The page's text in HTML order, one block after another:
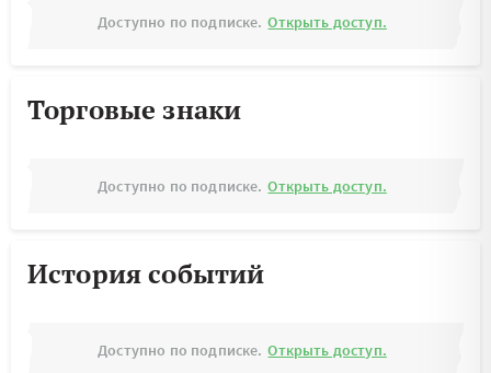
Доступно по подписке. Открыть доступ.
Торговые знаки
Доступно по подписке. Открыть доступ.
История событий
Доступно по подписке. Открыть доступ.